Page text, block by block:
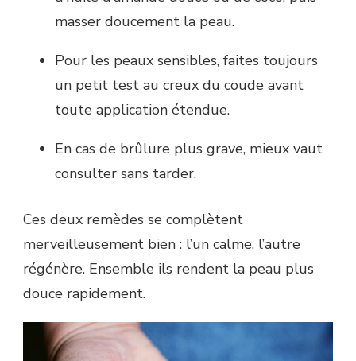
masser doucement la peau.
Pour les peaux sensibles, faites toujours
un petit test au creux du coude avant
toute application étendue.
En cas de brûlure plus grave, mieux vaut
consulter sans tarder.
Ces deux remèdes se complètent
merveilleusement bien : l’un calme, l’autre
régénère. Ensemble ils rendent la peau plus
douce rapidement.